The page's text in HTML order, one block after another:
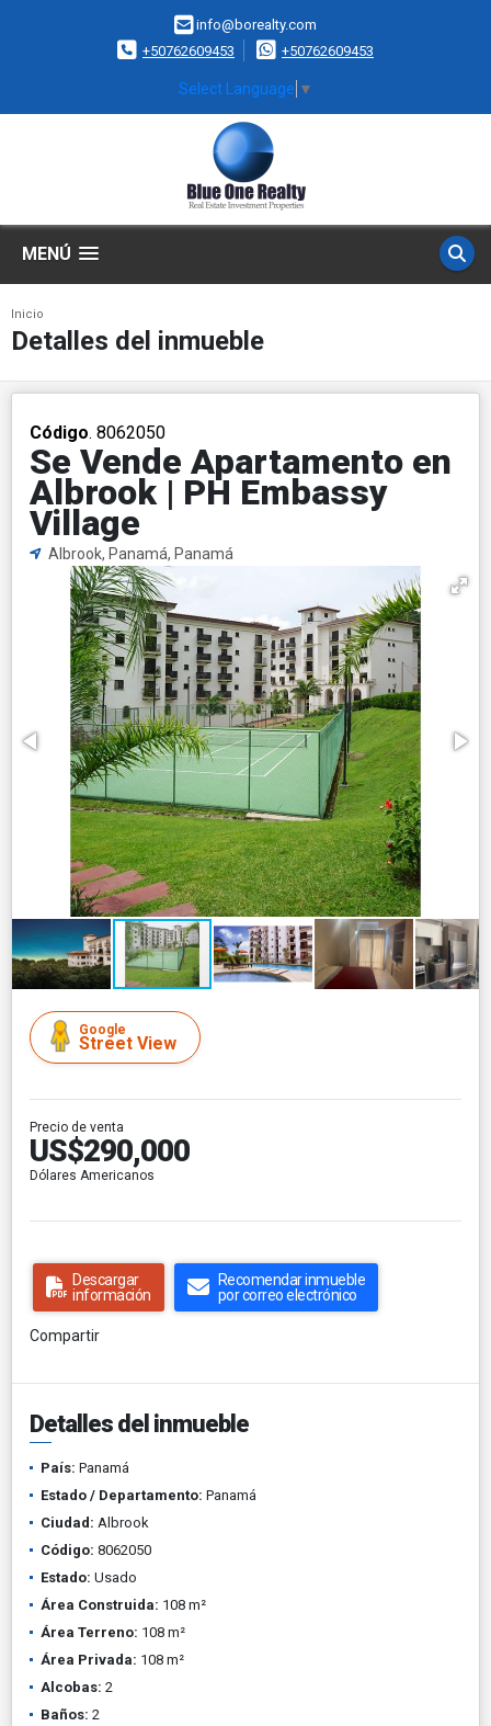
info@borealty.com
+50762609453
+50762609453
Select Language ▼
MENÚ
Inicio
Detalles del inmueble
Código. 8062050
Se Vende Apartamento en
Albrook | PH Embassy
Village
Albrook, Panamá, Panamá
Google
Street View
Precio de venta
US$290,000
Dólares Americanos
Descargar
información
Recomendar inmueble
por correo electrónico
Compartir
Detalles del inmueble
País: Panamá
Estado / Departamento: Panamá
Ciudad: Albrook
Código: 8062050
Estado: Usado
Área Construida: 108 m²
Área Terreno: 108 m²
Área Privada: 108 m²
Alcobas: 2
Baños: 2